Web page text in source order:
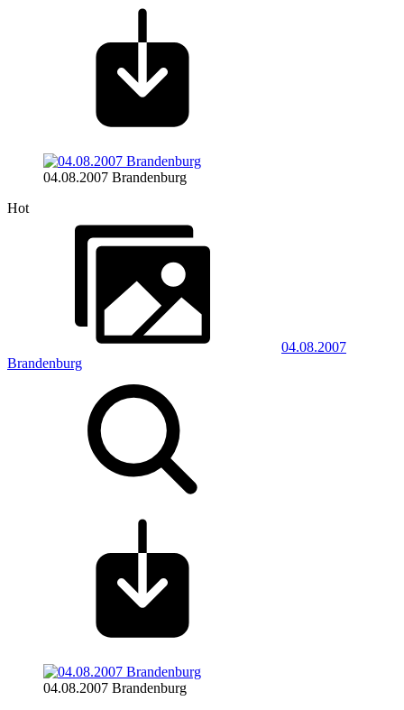
04.08.2007 Brandenburg
Hot
04.08.2007
Brandenburg
04.08.2007 Brandenburg